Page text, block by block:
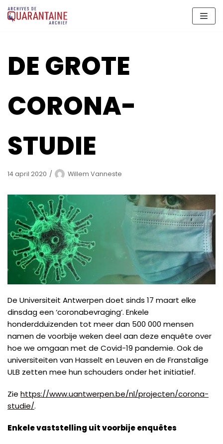
Meteen
naar
DE GROTE
CORONA-
STUDIE
14 april 2020 Willem Vanneste
De Universiteit Antwerpen doet sinds 17 maart elke
dinsdag een ‘coronabevraging’. Enkele
honderdduizenden tot meer dan 500 000 mensen
namen de voorbije weken deel aan deze enquête over
hoe we omgaan met de Covid-19 pandemie. Ook de
universiteiten van Hasselt en Leuven en de Franstalige
ULB zetten mee hun schouders onder het initiatief.
Zie https://www.uantwerpen.be/nl/projecten/corona-
studie/.
Enkele vaststelling uit voorbije enquêtes